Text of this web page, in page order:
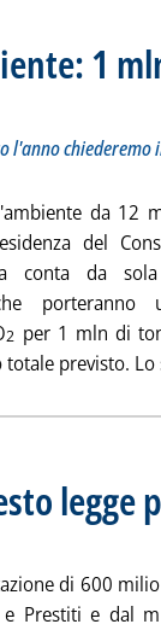
1
prioritari. Cattaneo:
alle 17.34.
chiederemo
da 12
del
conta da
porteranno
2 per 1 mln di
previsto. Lo
legge
2009 alle 14.40.
di 600
e Prestiti e dal